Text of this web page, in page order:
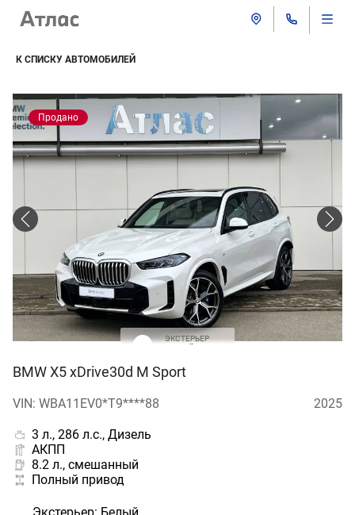
К СПИСКУ АВТОМОБИЛЕЙ
Продано
ЭКСТЕРЬЕР
BMW X5 xDrive30d M Sport
VIN: WBA11EV0*T9****88 2025
3 л., 286 л.с., Дизель
АКПП
8.2 л., смешанный
Полный привод